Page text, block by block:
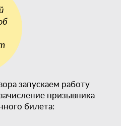
запускаем работу
призывника
билета: